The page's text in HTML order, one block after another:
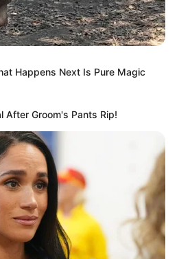
Happens Next Is Pure Magic
After Groom's Pants Rip!